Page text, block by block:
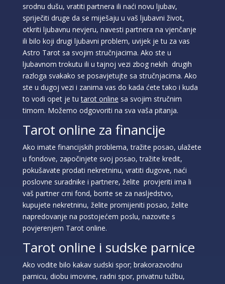
srodnu dušu, vratiti partnera ili naći novu ljubav,
spriječiti druge da se miješaju u vaš ljubavni život,
otkriti ljubavnu nevjeru, navesti partnera na vjenčanje
ili bilo koji drugi ljubavni problem, uvijek je tu za vas
Astro Tarot sa svojim stručnjacima. Ako ste u
ljubavnom trokutu ili u tajnoj vezi zbog nekih drugih
razloga svakako se posavjetujte sa stručnjacima. Ako
ste u dugoj vezi i zanima vas do kada ćete tako i kuda
to vodi opet je tutarot online sa svojim stručnim
timom. Možemo odgovoriti na sva vaša pitanja.
Tarot online za financije
Ako imate financijskih problema, tražite posao, ulažete
u fondove, započinjete svoj posao, tražite kredit,
pokušavate prodati nekretninu, vratiti dugove, naći
poslovne suradnike i partnere, želite provjeriti ima li
vaš partner crni fond, borite se za nasljedstvo,
kupujete nekretninu, želite promijeniti posao, želite
napredovanje na postojećem poslu, nazovite s
povjerenjem Tarot online.
Tarot online i sudske parnice
Ako vodite bilo kakav sudski spor; brakorazvodnu
parnicu, diobu imovine, radni spor, privatnu tužbu,